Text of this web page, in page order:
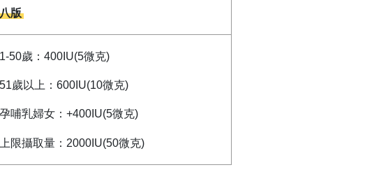
八版
1-50歲：400IU(5微克)
51歲以上：600IU(10微克)
孕哺乳婦女：+400IU(5微克)
上限攝取量：2000IU(50微克)